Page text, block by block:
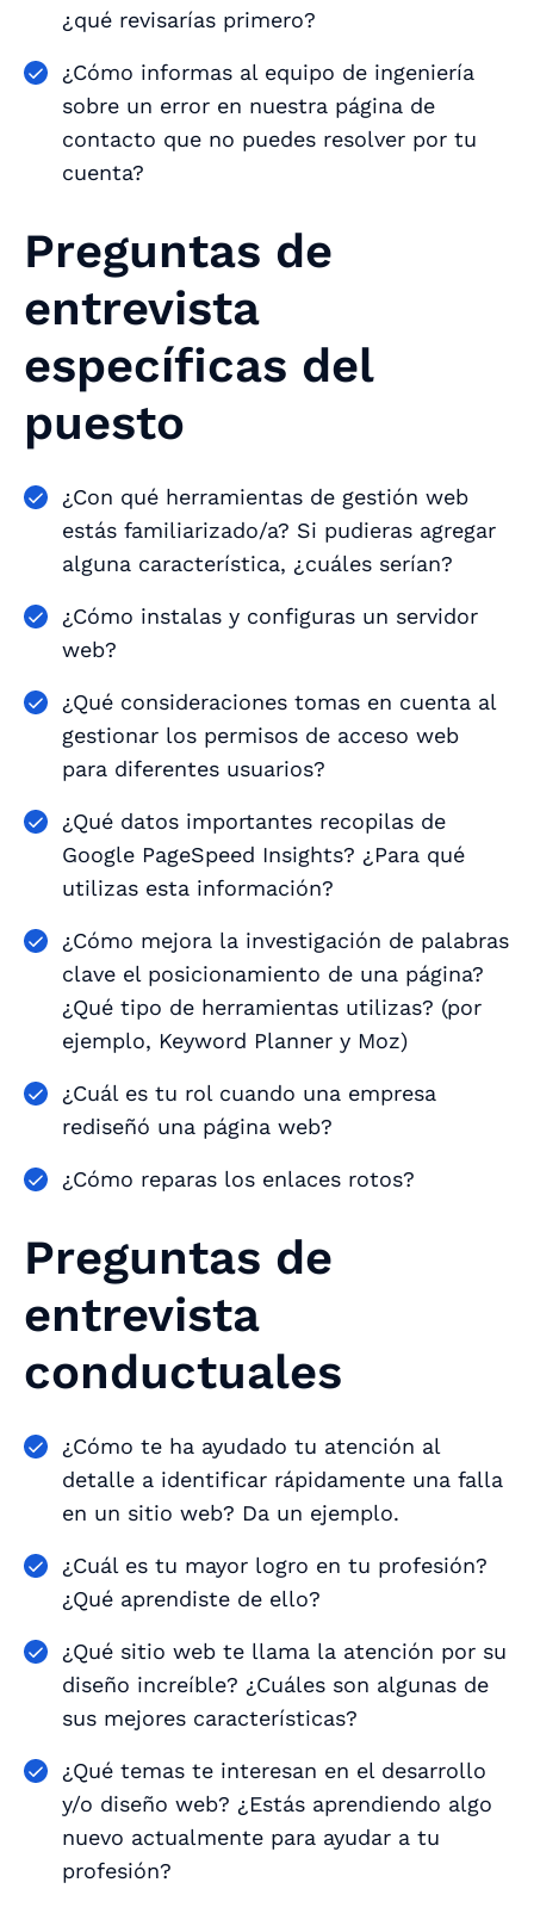
¿qué revisarías primero?
¿Cómo informas al equipo de ingeniería
sobre un error en nuestra página de
contacto que no puedes resolver por tu
cuenta?
Preguntas de
entrevista
específicas del
puesto
¿Con qué herramientas de gestión web
estás familiarizado/a? Si pudieras agregar
alguna característica, ¿cuáles serían?
¿Cómo instalas y configuras un servidor
web?
¿Qué consideraciones tomas en cuenta al
gestionar los permisos de acceso web
para diferentes usuarios?
¿Qué datos importantes recopilas de
Google PageSpeed Insights? ¿Para qué
utilizas esta información?
¿Cómo mejora la investigación de palabras
clave el posicionamiento de una página?
¿Qué tipo de herramientas utilizas? (por
ejemplo, Keyword Planner y Moz)
¿Cuál es tu rol cuando una empresa
rediseñó una página web?
¿Cómo reparas los enlaces rotos?
Preguntas de
entrevista
conductuales
¿Cómo te ha ayudado tu atención al
detalle a identificar rápidamente una falla
en un sitio web? Da un ejemplo.
¿Cuál es tu mayor logro en tu profesión?
¿Qué aprendiste de ello?
¿Qué sitio web te llama la atención por su
diseño increíble? ¿Cuáles son algunas de
sus mejores características?
¿Qué temas te interesan en el desarrollo
y/o diseño web? ¿Estás aprendiendo algo
nuevo actualmente para ayudar a tu
profesión?